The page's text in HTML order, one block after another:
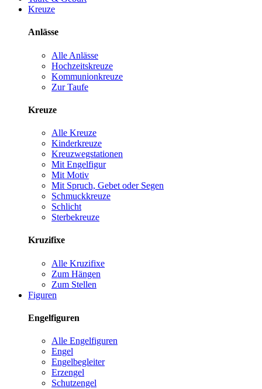
Kreuze
Anlässe
Alle Anlässe
Hochzeitskreuze
Kommunionkreuze
Zur Taufe
Kreuze
Alle Kreuze
Kinderkreuze
Kreuzwegstationen
Mit Engelfigur
Mit Motiv
Mit Spruch, Gebet oder Segen
Schmuckkreuze
Schlicht
Sterbekreuze
Kruzifixe
Alle Kruzifixe
Zum Hängen
Zum Stellen
Figuren
Engelfiguren
Alle Engelfiguren
Engel
Engelbegleiter
Erzengel
Schutzengel